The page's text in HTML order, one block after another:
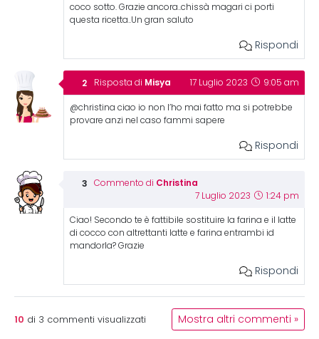
coco sotto. Grazie ancora..chissà magari ci porti
questa ricetta..Un gran saluto
Rispondi
Risposta di Misya 17 Luglio 2023 9:05 am
@christina ciao io non l’ho mai fatto ma si potrebbe
provare anzi nel caso fammi sapere
Rispondi
Commento di Christina
7 Luglio 2023 1:24 pm
Ciao! Secondo te è fattibile sostituire la farina e il latte
di cocco con altrettanti latte e farina entrambi id
mandorla? Grazie
Rispondi
10 di 3 commenti visualizzati Mostra altri commenti »